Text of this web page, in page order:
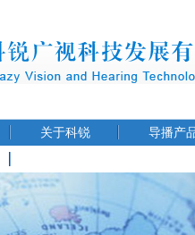
关于科锐
导播产